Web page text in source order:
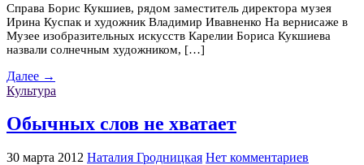
Справа Борис Кукшиев, рядом заместитель директора музея
Ирина Куспак и художник Владимир Ивавненко На вернисаже в
Музее изобразительных искусств Карелии Бориса Кукшиева
назвали солнечным художником, […]
Далее →
Культура
Обычных слов не хватает
30 марта 2012 Наталия Гродницкая Нет комментариев